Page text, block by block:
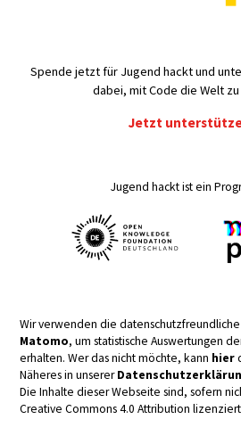
Spende jetzt für Jugend hackt und
dabei, mit Code die Welt
Jetzt
Jugend hackt ist ein
Wir verwenden die
Matomo, um statistische Auswertungen
erhalten. Wer das nicht möchte, kann hier
Näheres in unserer
Die Inhalte dieser Webseite sind, sofern
Creative Commons 4.0 Attribution